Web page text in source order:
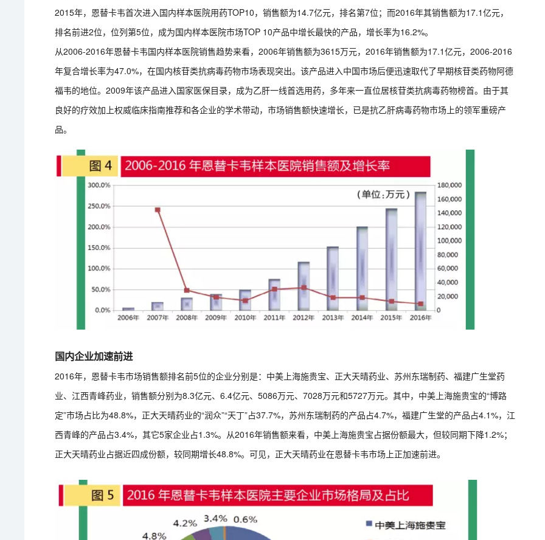
2015年，恩替卡韦首次进入国内样本医院用药TOP10，销售额为14.7亿元，排名第7位；而2016年其销售额为17.1亿元，
排名前进2位，位列第5位，成为国内样本医院市场TOP 10产品中增长最快的产品，增长率为16.2%。
从2006-2016年恩替卡韦国内样本医院销售趋势来看，2006年销售额为3615万元，2016年销售额为17.1亿元，2006-2016
年复合增长率为47.0%，在国内核苷类抗病毒药物市场表现突出。该产品进入中国市场后便迅速取代了早期核苷类药物阿德
福韦的地位。2009年该产品进入国家医保目录，成为乙肝一线首选用药，多年来一直位居核苷类抗病毒药物榜首。由于其
良好的疗效加上权威临床指南推荐和各企业的学术带动，市场销售额快速增长，已是抗乙肝病毒药物市场上的领军重磅产
品。
国内企业加速前进
2016年，恩替卡韦市场销售额排名前5位的企业分别是：中美上海施贵宝、正大天晴药业、苏州东瑞制药、福建广生堂药
业、江西青峰药业，销售额分别为8.3亿元、6.4亿元、5086万元、7028万元和5727万元。其中，中美上海施贵宝的“博路
定”市场占比为48.8%，正大天晴药业的“润众”“天丁”占37.7%，苏州东瑞制药的产品占4.7%，福建广生堂的产品占4.1%，江
西青峰的产品占3.4%，其它5家企业占1.3%。从2016年销售额来看，中美上海施贵宝占据份额最大，但较同期下降1.2%；
正大天晴药业占据近四成份额，较同期增长48.8%。可见，正大天晴药业在恩替卡韦市场上正加速前进。